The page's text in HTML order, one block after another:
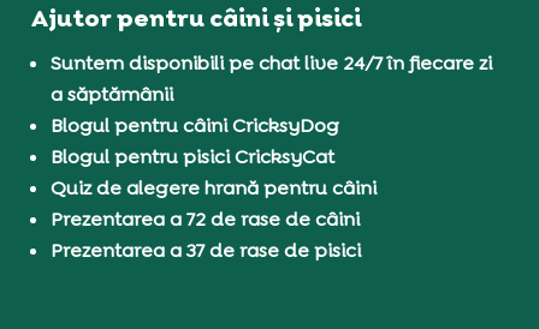
Ajutor pentru câini și pisici
Suntem disponibili pe chat live 24/7 în fiecare zi
a săptămânii
Blogul pentru câini CricksyDog
Blogul pentru pisici CricksyCat
Quiz de alegere hrană pentru câini
Prezentarea a 72 de rase de câini
Prezentarea a 37 de rase de pisici